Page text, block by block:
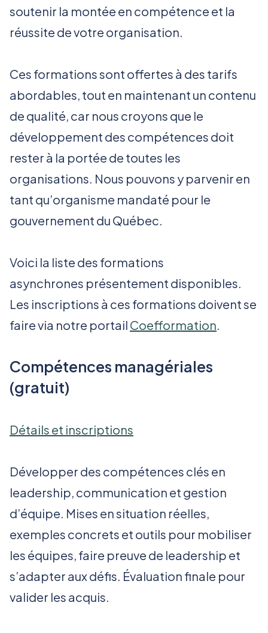
soutenir la montée en compétence et la
réussite de votre organisation.
Ces formations sont offertes à des tarifs
abordables, tout en maintenant un contenu
de qualité, car nous croyons que le
développement des compétences doit
rester à la portée de toutes les
organisations. Nous pouvons y parvenir en
tant qu’organisme mandaté pour le
gouvernement du Québec.
Voici la liste des formations
asynchrones présentement disponibles.
Les inscriptions à ces formations doivent se
faire via notre portail Coefformation.
Compétences managériales
(gratuit)
Détails et inscriptions
Développer des compétences clés en
leadership, communication et gestion
d’équipe. Mises en situation réelles,
exemples concrets et outils pour mobiliser
les équipes, faire preuve de leadership et
s’adapter aux défis. Évaluation finale pour
valider les acquis.